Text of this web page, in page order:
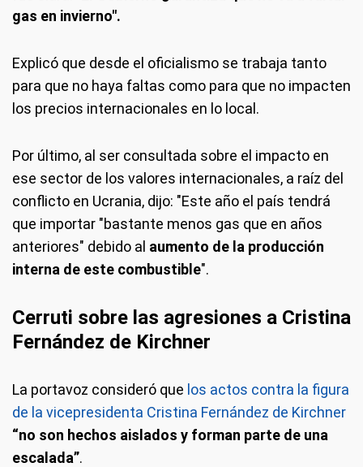
gas en invierno".
Explicó que desde el oficialismo se trabaja tanto
para que no haya faltas como para que no impacten
los precios internacionales en lo local.
Por último, al ser consultada sobre el impacto en
ese sector de los valores internacionales, a raíz del
conflicto en Ucrania, dijo: "Este año el país tendrá
que importar "bastante menos gas que en años
anteriores" debido al aumento de la producción
interna de este combustible".
Cerruti sobre las agresiones a Cristina
Fernández de Kirchner
La portavoz consideró que los actos contra la figura
de la vicepresidenta Cristina Fernández de Kirchner
“no son hechos aislados y forman parte de una
escalada”.